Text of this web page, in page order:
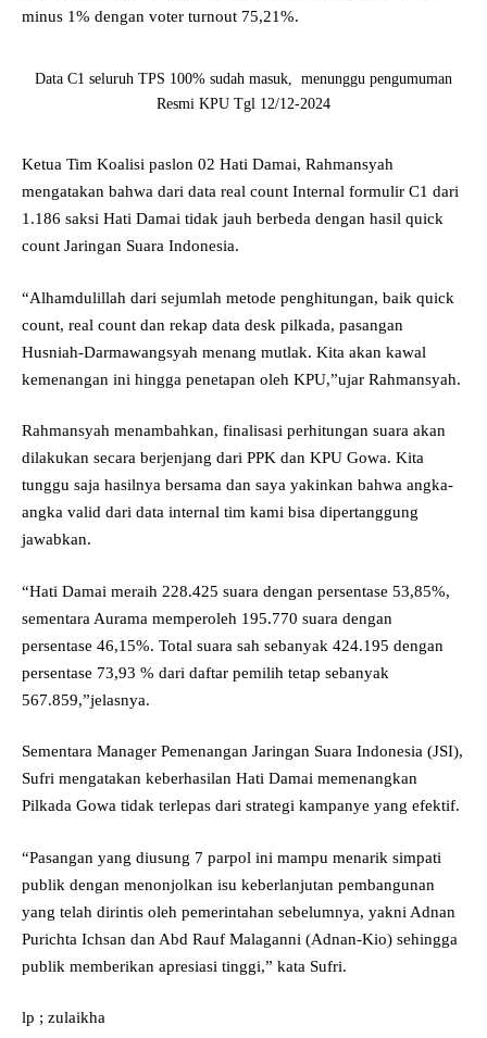
minus 1% dengan voter turnout 75,21%.
Data C1 seluruh TPS 100% sudah masuk, menunggu pengumuman
Resmi KPU Tgl 12/12-2024
Ketua Tim Koalisi paslon 02 Hati Damai, Rahmansyah
mengatakan bahwa dari data real count Internal formulir C1 dari
1.186 saksi Hati Damai tidak jauh berbeda dengan hasil quick
count Jaringan Suara Indonesia.
“Alhamdulillah dari sejumlah metode penghitungan, baik quick
count, real count dan rekap data desk pilkada, pasangan
Husniah-Darmawangsyah menang mutlak. Kita akan kawal
kemenangan ini hingga penetapan oleh KPU,”ujar Rahmansyah.
Rahmansyah menambahkan, finalisasi perhitungan suara akan
dilakukan secara berjenjang dari PPK dan KPU Gowa. Kita
tunggu saja hasilnya bersama dan saya yakinkan bahwa angka-
angka valid dari data internal tim kami bisa dipertanggung
jawabkan.
“Hati Damai meraih 228.425 suara dengan persentase 53,85%,
sementara Aurama memperoleh 195.770 suara dengan
persentase 46,15%. Total suara sah sebanyak 424.195 dengan
persentase 73,93 % dari daftar pemilih tetap sebanyak
567.859,”jelasnya.
Sementara Manager Pemenangan Jaringan Suara Indonesia (JSI),
Sufri mengatakan keberhasilan Hati Damai memenangkan
Pilkada Gowa tidak terlepas dari strategi kampanye yang efektif.
“Pasangan yang diusung 7 parpol ini mampu menarik simpati
publik dengan menonjolkan isu keberlanjutan pembangunan
yang telah dirintis oleh pemerintahan sebelumnya, yakni Adnan
Purichta Ichsan dan Abd Rauf Malaganni (Adnan-Kio) sehingga
publik memberikan apresiasi tinggi,” kata Sufri.
lp ; zulaikha